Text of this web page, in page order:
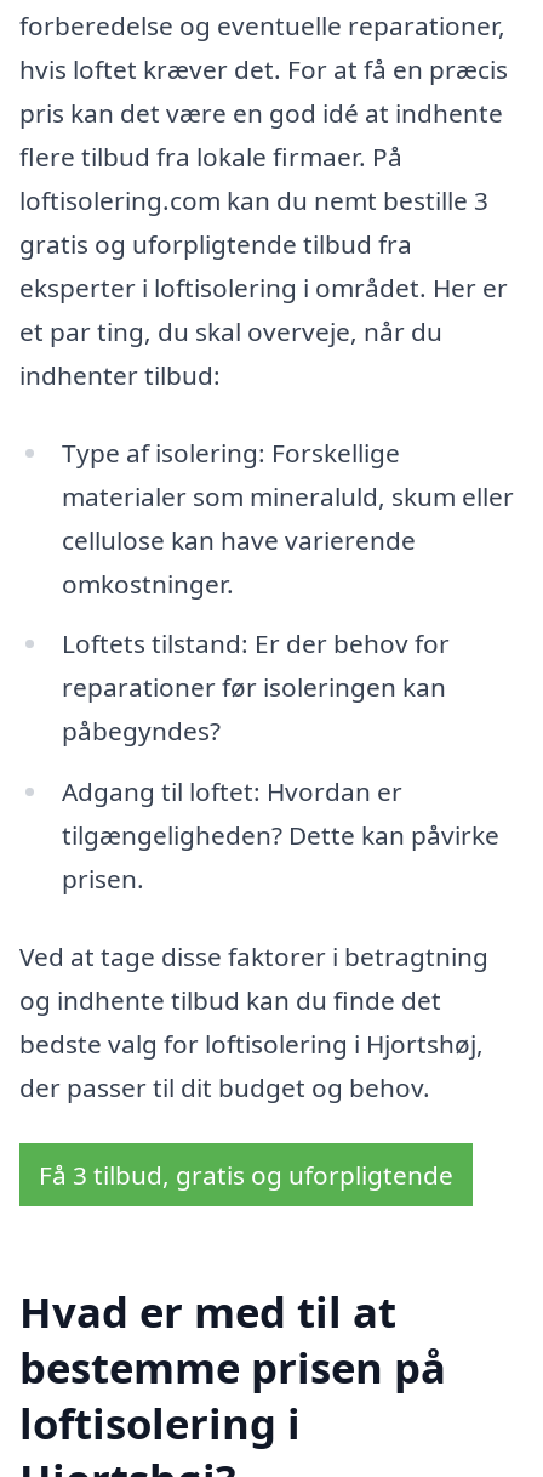
forberedelse og eventuelle reparationer,
hvis loftet kræver det. For at få en præcis
pris kan det være en god idé at indhente
flere tilbud fra lokale firmaer. På
loftisolering.com kan du nemt bestille 3
gratis og uforpligtende tilbud fra
eksperter i loftisolering i området. Her er
et par ting, du skal overveje, når du
indhenter tilbud:
Type af isolering: Forskellige
materialer som mineraluld, skum eller
cellulose kan have varierende
omkostninger.
Loftets tilstand: Er der behov for
reparationer før isoleringen kan
påbegyndes?
Adgang til loftet: Hvordan er
tilgængeligheden? Dette kan påvirke
prisen.
Ved at tage disse faktorer i betragtning
og indhente tilbud kan du finde det
bedste valg for loftisolering i Hjortshøj,
der passer til dit budget og behov.
Få 3 tilbud, gratis og uforpligtende
Hvad er med til at
bestemme prisen på
loftisolering i